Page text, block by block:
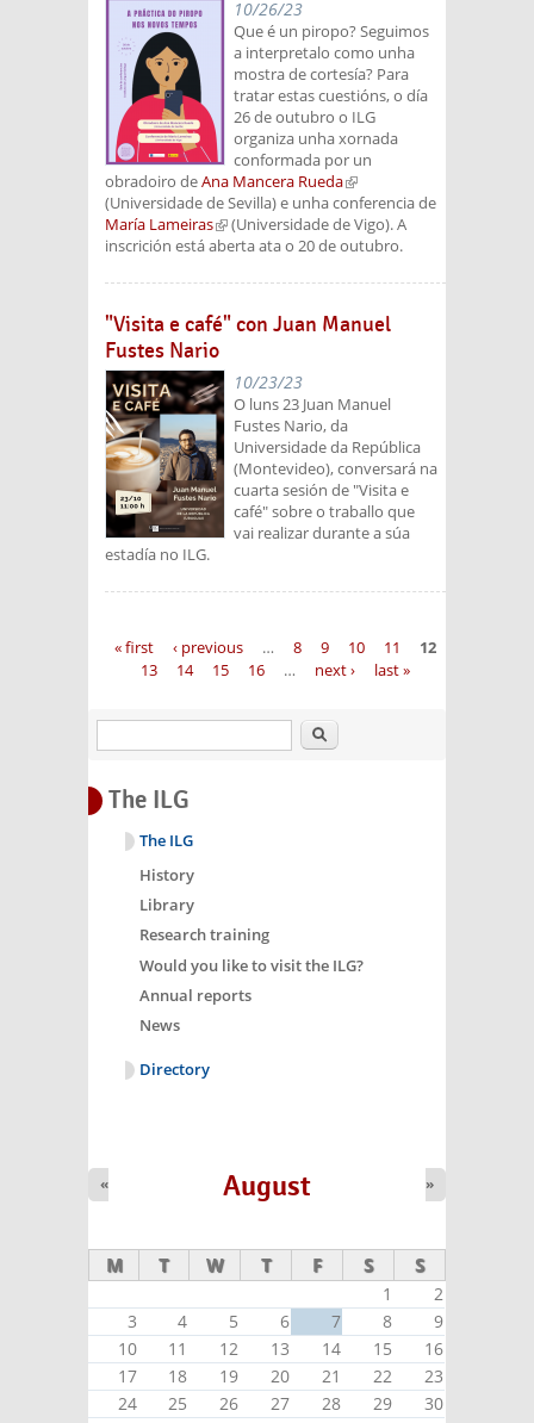
10/26/23
Que é un piropo? Seguimos
a interpretalo como unha
mostra de cortesía? Para
tratar estas cuestións, o día
26 de outubro o ILG
organiza unha xornada
conformada por un
obradoiro deAna Mancera Rueda(link is
external)
(Universidade de Sevilla) e unha conferencia de
María Lameiras(link is external)
(Universidade de Vigo). A
inscrición está aberta ata o 20 de outubro.
"Visita e café" con Juan Manuel
Fustes Nario
10/23/23
O luns 23 Juan Manuel
Fustes Nario, da
Universidade da República
(Montevideo), conversará na
cuarta sesión de "Visita e
café" sobre o traballo que
vai realizar durante a súa
estadía no ILG.
Pages
« first ‹ previous … 8 9 10 11
12
13
14 15 16 … next › last »
Search
The ILG
The ILG
History
Library
Research training
Would you like to visit the ILG?
Annual reports
News
Directory
August
« »
M T W T F S S
1
2
3
4 5 6 7 8
9
10
11 12 13 14 15
16
17
18 19 20 21 22
23
24
25 26 27 28 29
30